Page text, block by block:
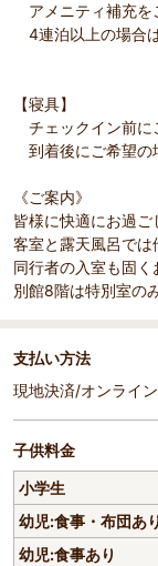
アメニティ補充を
4連泊以上の場合
【寝具】
チェックイン前に
到着後にご希望の
《ご案内》
皆様に快適にお過ご
客室と露天風呂では
同行者の入室も固く
別館8階は特別室の
支払い方法
現地決済/オンライ
子供料金
小学生
幼児:食事・布団あり
幼児:食事あり